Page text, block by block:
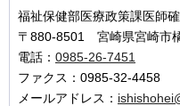
福祉保健部医療政策課医師
〒880-8501 宮崎県宮崎市
電話： 0985-26-7451
ファクス：0985-32-4458
メールアドレス：